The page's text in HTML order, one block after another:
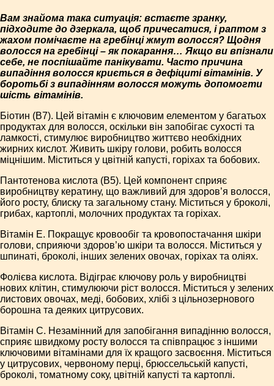
Вам знайома така ситуація: встаєте зранку,
підходите до дзеркала, щоб причесатися, і раптом з
жахом помічаєте на гребінці жмут волосся? Щодня
волосся на гребінці – як покарання… Якщо ви впізнали
себе, не поспішайте панікувати. Часто причина
випадіння волосся криється в дефіциті вітамінів. У
боротьбі з випадінням волосся можуть допомогти
шість вітамінів.
Біотин (В7). Цей вітамін є ключовим елементом у багатьох
продуктах для волосся, оскільки він запобігає сухості та
ламкості, стимулює виробництво життєво необхідних
жирних кислот. Живить шкіру голови, робить волосся
міцнішим. Міститься у цвітній капусті, горіхах та бобових.
Пантотенова кислота (В5). Цей компонент сприяє
виробництву кератину, що важливий для здоров’я волосся,
його росту, блиску та загальному стану. Міститься у броколі,
грибах, картоплі, молочних продуктах та горіхах.
Вітамін Е. Покращує кровообіг та кровопостачання шкіри
голови, сприяючи здоров’ю шкіри та волосся. Міститься у
шпинаті, броколі, інших зелених овочах, горіхах та оліях.
Фолієва кислота. Відіграє ключову роль у виробництві
нових клітин, стимулюючи ріст волосся. Міститься у зелених
листових овочах, меді, бобових, хлібі з цільнозернового
борошна та деяких цитрусових.
Вітамін С. Незамінний для запобігання випадінню волосся,
сприяє швидкому росту волосся та співпрацює з іншими
ключовими вітамінами для їх кращого засвоєння. Міститься
у цитрусових, червоному перці, брюссельській капусті,
броколі, томатному соку, цвітній капусті та картоплі.